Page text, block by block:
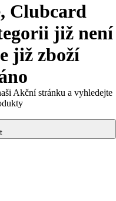
Clubcard
již není
již zboží
Akční stránku a vyhledejte